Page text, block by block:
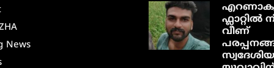
News
ഫ്ലാറ്റിൽ
വീണ്